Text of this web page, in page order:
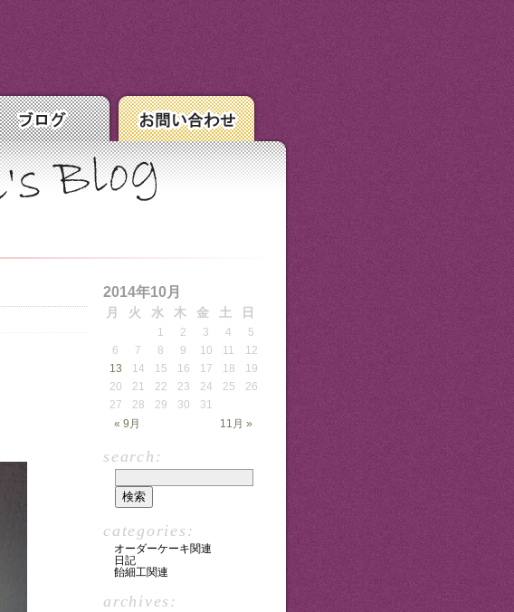
2014年10月
月 火 水 木 金 土 日
« 9月 11月 »
1 2 3 4
5
6
7 8 9 10 11
12
13
14 15 16 17 18
19
20
21 22 23 24 25
26
27
28 29 30 31
search:
categories:
オーダーケーキ関連
日記
飴細工関連
archives: